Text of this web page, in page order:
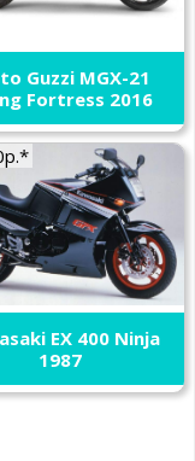
Guzzi MGX-21
Fortress 2016
EX 400 Ninja
1987